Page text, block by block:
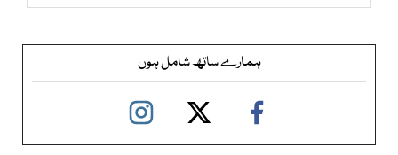
ہمارے ساتھ شامل ہوں